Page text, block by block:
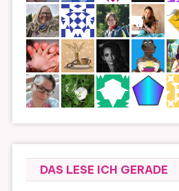
DAS LESE ICH GERADE